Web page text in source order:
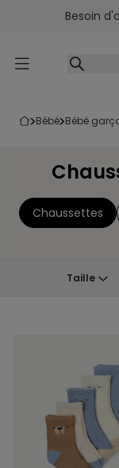
Accéder auBesoin
bébé bébé
Chaussettes
Taille